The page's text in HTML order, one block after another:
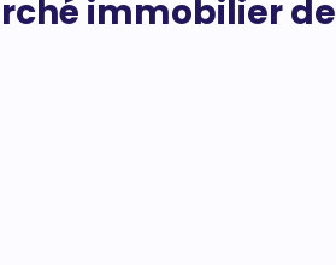
immobilier de